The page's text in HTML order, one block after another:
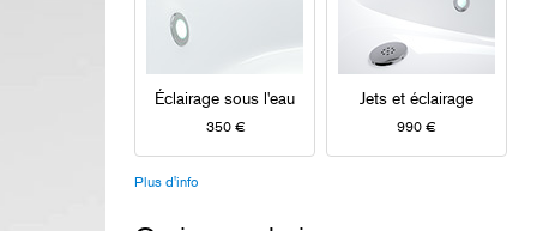
Éclairage sous l'eau
350 €
Jets et éclairage
990 €
Plus d'info